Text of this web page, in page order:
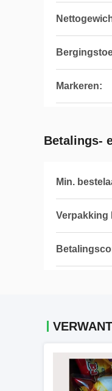
Markeren:
Betalings-
Min.
Verpakking